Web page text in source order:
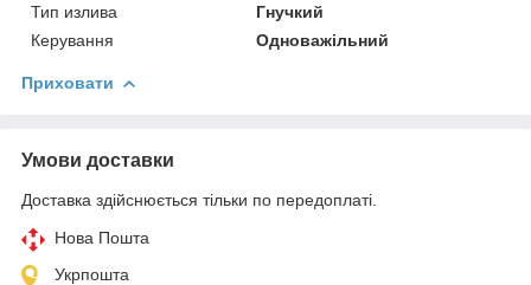
Тип излива
Гнучкий
Керування
Одноважільний
Приховати
Умови доставки
Доставка здійснюється тільки по передоплаті.
Нова Пошта
Укрпошта